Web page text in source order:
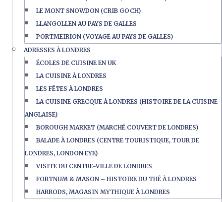
LE MONT SNOWDON (CRIB GOCH)
LLANGOLLEN AU PAYS DE GALLES
PORTMEIRION (VOYAGE AU PAYS DE GALLES)
ADRESSES À LONDRES
ÉCOLES DE CUISINE EN UK
LA CUISINE À LONDRES
LES FÊTES À LONDRES
LA CUISINE GRECQUE À LONDRES (HISTOIRE DE LA CUISINE
ANGLAISE)
BOROUGH MARKET (MARCHÉ COUVERT DE LONDRES)
BALADE À LONDRES (CENTRE TOURISTIQUE, TOUR DE
LONDRES, LONDON EYE)
VISITE DU CENTRE-VILLE DE LONDRES
FORTNUM & MASON – HISTOIRE DU THÉ À LONDRES
HARRODS, MAGASIN MYTHIQUE À LONDRES